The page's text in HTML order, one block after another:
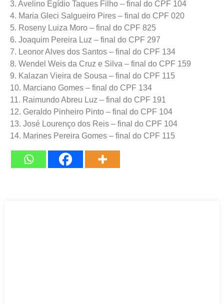
3. Avelino Egídio Taques Filho – final do CPF 104
4. Maria Gleci Salgueiro Pires – final do CPF 020
5. Roseny Luiza Moro – final do CPF 825
6. Joaquim Pereira Luz – final do CPF 297
7. Leonor Alves dos Santos – final do CPF 134
8. Wendel Weis da Cruz e Silva – final do CPF 159
9. Kalazan Vieira de Sousa – final do CPF 115
10. Marciano Gomes – final do CPF 134
11. Raimundo Abreu Luz – final do CPF 191
12. Geraldo Pinheiro Pinto – final do CPF 104
13. José Lourenço dos Reis – final do CPF 104
14. Marines Pereira Gomes – final do CPF 115